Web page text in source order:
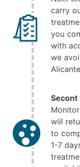
carry
you
with
we
Secont
will
to
1-7